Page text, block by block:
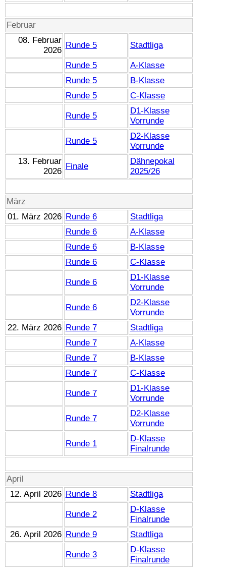
Februar
08. Februar
2026
Runde 5 Stadtliga
Runde 5
A-Klasse
Runde 5
B-Klasse
Runde 5
C-Klasse
Runde 5
D1-Klasse
Vorrunde
Runde 5
D2-Klasse
Vorrunde
13. Februar
2026
Finale
Dähnepokal
2025/26
März
01. März 2026 Runde 6
Stadtliga
Runde 6
A-Klasse
Runde 6
B-Klasse
Runde 6
C-Klasse
Runde 6
D1-Klasse
Vorrunde
Runde 6
D2-Klasse
Vorrunde
22. März 2026 Runde 7
Stadtliga
Runde 7
A-Klasse
Runde 7
B-Klasse
Runde 7
C-Klasse
Runde 7
D1-Klasse
Vorrunde
Runde 7
D2-Klasse
Vorrunde
Runde 1
D-Klasse
Finalrunde
April
12. April 2026 Runde 8 Stadtliga
Runde 2
D-Klasse
Finalrunde
26. April 2026 Runde 9 Stadtliga
Runde 3
D-Klasse
Finalrunde